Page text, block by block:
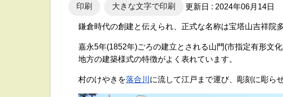
印刷 大きな文字で印刷 更新日 : 2024年06月14日
鎌倉時代の創建と伝えられ、正式な名称は宝塔山吉祥院
嘉永5年(1852年)ごろの建立とされる山門(市指定有形文
地方の建築様式の特徴がよく表れています。
村のけやきを落合川 に流して江戸まで運び、彫刻に彫ら